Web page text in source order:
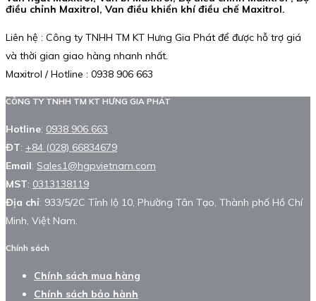
điều chỉnh Maxitrol, Van điều khiển khí điều chế Maxitrol.
Liên hệ : Công ty TNHH TM KT Hưng Gia Phát để được hỗ trợ giá
và thời gian giao hàng nhanh nhất.
Maxitrol / Hotline : 0938 906 663
CÔNG TY TNHH TM KT HƯNG GIA PHÁT
Hotline: 0938 906 663
ĐT: +84 (028) 66834679
Email: Sales1@hgpvietnam.com
MST: 0313138119
Địa chỉ: 933/5/2C Tỉnh lộ 10, Phường Tân Tạo, Thành phố Hồ Chí
Minh, Việt Nam.
Chính sách
Chính sách mua hàng
Chính sách bảo hành